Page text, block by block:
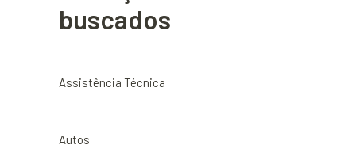
buscados
Assistência Técnica
Autos